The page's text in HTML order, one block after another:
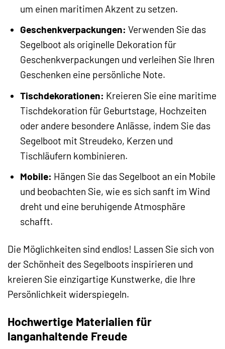
um einen maritimen Akzent zu setzen.
Geschenkverpackungen: Verwenden Sie das
Segelboot als originelle Dekoration für
Geschenkverpackungen und verleihen Sie Ihren
Geschenken eine persönliche Note.
Tischdekorationen: Kreieren Sie eine maritime
Tischdekoration für Geburtstage, Hochzeiten
oder andere besondere Anlässe, indem Sie das
Segelboot mit Streudeko, Kerzen und
Tischläufern kombinieren.
Mobile: Hängen Sie das Segelboot an ein Mobile
und beobachten Sie, wie es sich sanft im Wind
dreht und eine beruhigende Atmosphäre
schafft.
Die Möglichkeiten sind endlos! Lassen Sie sich von
der Schönheit des Segelboots inspirieren und
kreieren Sie einzigartige Kunstwerke, die Ihre
Persönlichkeit widerspiegeln.
Hochwertige Materialien für
langanhaltende Freude